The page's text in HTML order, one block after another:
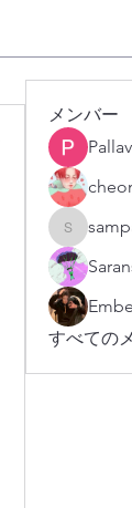
メンバー
samparkerz
すべての